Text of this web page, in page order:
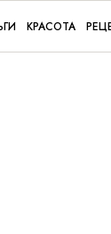
КРАСОТА